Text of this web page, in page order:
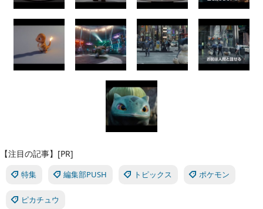
【注目の記事】[PR]
特集 編集部PUSH トピックス ポケモン
ピカチュウ